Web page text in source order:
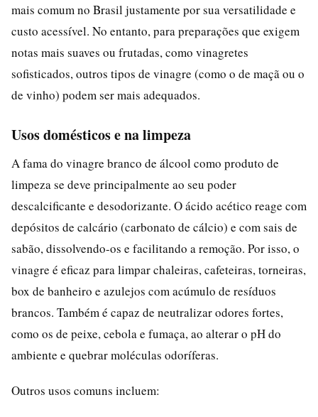
mais comum no Brasil justamente por sua versatilidade e
custo acessível. No entanto, para preparações que exigem
notas mais suaves ou frutadas, como vinagretes
sofisticados, outros tipos de vinagre (como o de maçã ou o
de vinho) podem ser mais adequados.
Usos domésticos e na limpeza
A fama do vinagre branco de álcool como produto de
limpeza se deve principalmente ao seu poder
descalcificante e desodorizante. O ácido acético reage com
depósitos de calcário (carbonato de cálcio) e com sais de
sabão, dissolvendo-os e facilitando a remoção. Por isso, o
vinagre é eficaz para limpar chaleiras, cafeteiras, torneiras,
box de banheiro e azulejos com acúmulo de resíduos
brancos. Também é capaz de neutralizar odores fortes,
como os de peixe, cebola e fumaça, ao alterar o pH do
ambiente e quebrar moléculas odoríferas.
Outros usos comuns incluem: